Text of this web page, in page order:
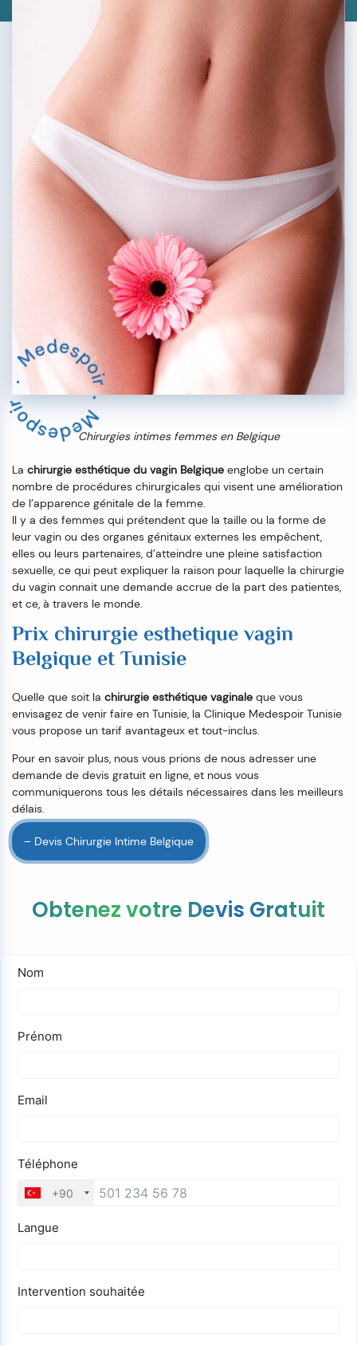
La chirurgie esthétique du vagin Belgique englobe un certain
nombre de procédures chirurgicales qui visent une amélioration
de l’apparence génitale de la femme.
Il y a des femmes qui prétendent que la taille ou la forme de
leur vagin ou des organes génitaux externes les empêchent,
elles ou leurs partenaires, d’atteindre une pleine satisfaction
sexuelle, ce qui peut expliquer la raison pour laquelle la chirurgie
du vagin connait une demande accrue de la part des patientes,
et ce, à travers le monde.
Prix chirurgie esthetique vagin
Belgique et Tunisie
Quelle que soit la chirurgie esthétique vaginale que vous
envisagez de venir faire en Tunisie, la Clinique Medespoir Tunisie
vous propose un tarif avantageux et tout-inclus.
Pour en savoir plus, nous vous prions de nous adresser une
demande de devis gratuit en ligne, et nous vous
communiquerons tous les détails nécessaires dans les meilleurs
délais.
– Devis Chirurgie Intime Belgique
Chirurgies intimes femmes en Belgique
Obtenez votre Devis Gratuit